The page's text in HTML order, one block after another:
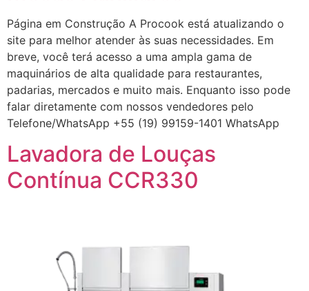
Página em Construção A Procook está atualizando o
site para melhor atender às suas necessidades. Em
breve, você terá acesso a uma ampla gama de
maquinários de alta qualidade para restaurantes,
padarias, mercados e muito mais. Enquanto isso pode
falar diretamente com nossos vendedores pelo
Telefone/WhatsApp +55 (19) 99159-1401 WhatsApp
Lavadora de Louças
Contínua CCR330